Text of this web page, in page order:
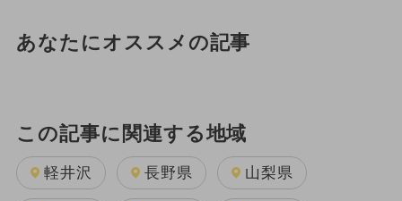
あなたにオススメの記事
この記事に関連する地域
軽井沢 長野県 山梨県